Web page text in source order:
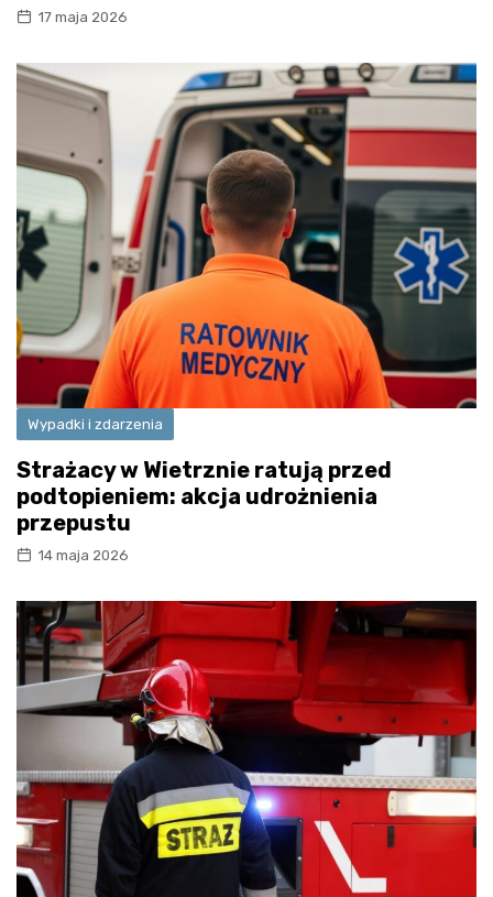
17 maja 2026
Wypadki i zdarzenia
Strażacy w Wietrznie ratują przed
podtopieniem: akcja udrożnienia
przepustu
14 maja 2026